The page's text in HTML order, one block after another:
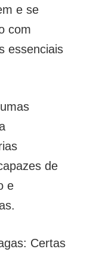
e se
com
essenciais
de
e
Certas